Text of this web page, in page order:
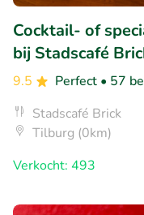
Cocktail- of
bij Stadscafé
9.5 Perfect • 57
Stadscafé Brick
Tilburg (0km)
Verkocht: 493